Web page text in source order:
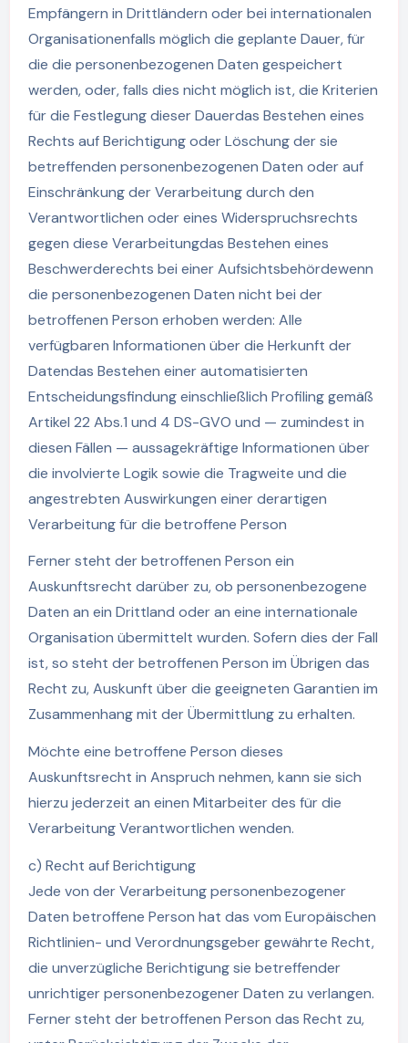
Empfängern in Drittländern oder bei internationalen
Organisationenfalls möglich die geplante Dauer, für
die die personenbezogenen Daten gespeichert
werden, oder, falls dies nicht möglich ist, die Kriterien
für die Festlegung dieser Dauerdas Bestehen eines
Rechts auf Berichtigung oder Löschung der sie
betreffenden personenbezogenen Daten oder auf
Einschränkung der Verarbeitung durch den
Verantwortlichen oder eines Widerspruchsrechts
gegen diese Verarbeitungdas Bestehen eines
Beschwerderechts bei einer Aufsichtsbehördewenn
die personenbezogenen Daten nicht bei der
betroffenen Person erhoben werden: Alle
verfügbaren Informationen über die Herkunft der
Datendas Bestehen einer automatisierten
Entscheidungsfindung einschließlich Profiling gemäß
Artikel 22 Abs.1 und 4 DS-GVO und — zumindest in
diesen Fällen — aussagekräftige Informationen über
die involvierte Logik sowie die Tragweite und die
angestrebten Auswirkungen einer derartigen
Verarbeitung für die betroffene Person
Ferner steht der betroffenen Person ein
Auskunftsrecht darüber zu, ob personenbezogene
Daten an ein Drittland oder an eine internationale
Organisation übermittelt wurden. Sofern dies der Fall
ist, so steht der betroffenen Person im Übrigen das
Recht zu, Auskunft über die geeigneten Garantien im
Zusammenhang mit der Übermittlung zu erhalten.
Möchte eine betroffene Person dieses
Auskunftsrecht in Anspruch nehmen, kann sie sich
hierzu jederzeit an einen Mitarbeiter des für die
Verarbeitung Verantwortlichen wenden.
c) Recht auf Berichtigung
Jede von der Verarbeitung personenbezogener
Daten betroffene Person hat das vom Europäischen
Richtlinien- und Verordnungsgeber gewährte Recht,
die unverzügliche Berichtigung sie betreffender
unrichtiger personenbezogener Daten zu verlangen.
Ferner steht der betroffenen Person das Recht zu,